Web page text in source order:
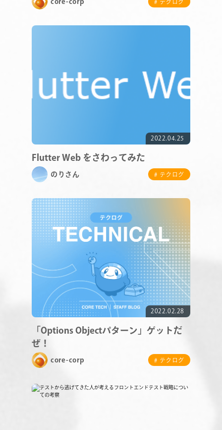
COMPANY
STAFF BLOG
CONTACT
RECRUIT
core-corp # テクログ
2022.04.25
Flutter Web をさわってみた
のりさん # テクログ
2022.02.28
「Options Objectパターン」ゲットだ
ぜ！
core-corp # テクログ